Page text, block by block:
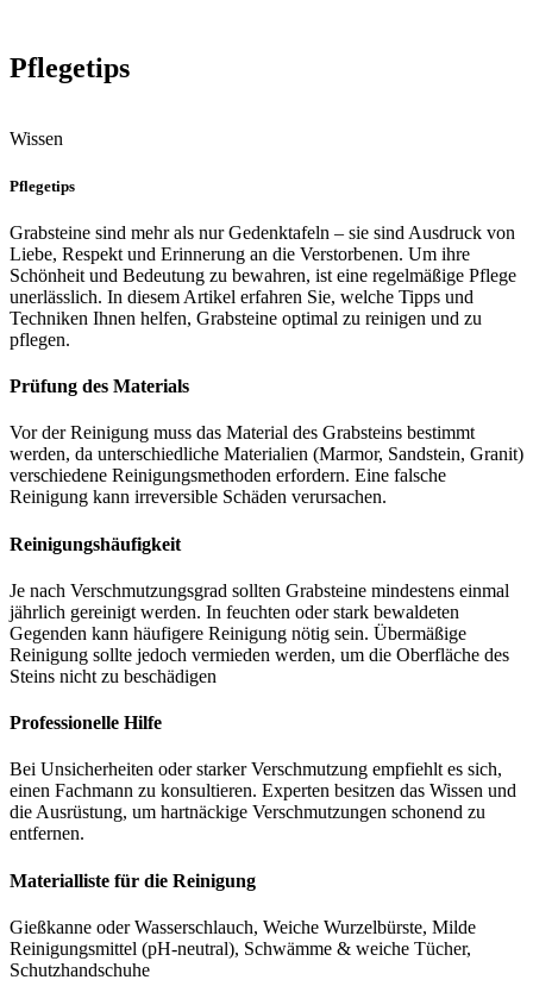
Pflegetips
Wissen
Pflegetips
Grabsteine sind mehr als nur Gedenktafeln – sie sind Ausdruck von
Liebe, Respekt und Erinnerung an die Verstorbenen. Um ihre
Schönheit und Bedeutung zu bewahren, ist eine regelmäßige Pflege
unerlässlich. In diesem Artikel erfahren Sie, welche Tipps und
Techniken Ihnen helfen, Grabsteine optimal zu reinigen und zu
pflegen.
Prüfung des Materials
Vor der Reinigung muss das Material des Grabsteins bestimmt
werden, da unterschiedliche Materialien (Marmor, Sandstein, Granit)
verschiedene Reinigungsmethoden erfordern. Eine falsche
Reinigung kann irreversible Schäden verursachen.
Reinigungshäufigkeit
Je nach Verschmutzungsgrad sollten Grabsteine mindestens einmal
jährlich gereinigt werden. In feuchten oder stark bewaldeten
Gegenden kann häufigere Reinigung nötig sein. Übermäßige
Reinigung sollte jedoch vermieden werden, um die Oberfläche des
Steins nicht zu beschädigen
Professionelle Hilfe
Bei Unsicherheiten oder starker Verschmutzung empfiehlt es sich,
einen Fachmann zu konsultieren. Experten besitzen das Wissen und
die Ausrüstung, um hartnäckige Verschmutzungen schonend zu
entfernen.
Materialliste für die Reinigung
Gießkanne oder Wasserschlauch, Weiche Wurzelbürste, Milde
Reinigungsmittel (pH-neutral), Schwämme & weiche Tücher,
Schutzhandschuhe